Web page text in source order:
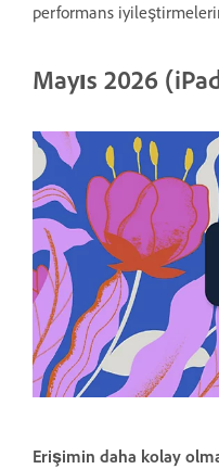
performans
Mayıs 2026
Erişimin daha kolay